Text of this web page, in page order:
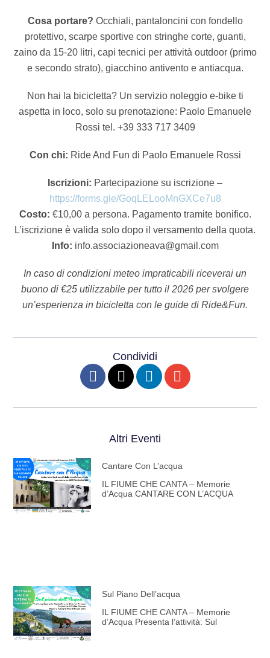
Cosa portare? Occhiali, pantaloncini con fondello
protettivo, scarpe sportive con stringhe corte, guanti,
zaino da 15-20 litri, capi tecnici per attività outdoor (primo
e secondo strato), giacchino antivento e antiacqua.
Non hai la bicicletta? Un servizio noleggio e-bike ti
aspetta in loco, solo su prenotazione: Paolo Emanuele
Rossi tel. +39 333 717 3409
Con chi: Ride And Fun di Paolo Emanuele Rossi
Iscrizioni: Partecipazione su iscrizione –
https://forms.gle/GoqLELooMnGXCe7u8
Costo: €10,00 a persona. Pagamento tramite bonifico.
L’iscrizione è valida solo dopo il versamento della quota.
Info: info.associazioneava@gmail.com
In caso di condizioni meteo impraticabili riceverai un
buono di €25 utilizzabile per tutto il 2026 per svolgere
un’esperienza in bicicletta con le guide di Ride&Fun.
Condividi
Altri Eventi
Cantare Con L’acqua
IL FIUME CHE CANTA – Memorie
d’Acqua CANTARE CON L’ACQUA
Sul Piano Dell’acqua
IL FIUME CHE CANTA – Memorie
d’Acqua Presenta l’attività: Sul